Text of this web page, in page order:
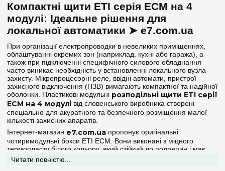
Біла(1)
Прозора (1)
Серія
ECH(+2)
ECM
ECT(+3)
EDS(+8)
Колір корпусу
Компактні щити ETI серія ECM на 4
модулі: Ідеальне рішення для
локальної автоматики ➤ e7.com.ua
При організації електропроводки в невеликих приміщеннях,
облаштуванні окремих зон (наприклад, кухні або гаража), а
також при підключенні специфічного силового обладнання
часто виникає необхідність у встановленні локального вузла
захисту. Мікропроцесорні реле, ввідні автомати, пристрої
захисного відключення (ПЗВ) вимагають компактної та надійної
оболонки. Пластикові модульні розподільні щити ETI серії
ECM на 4 модулі від словенського виробника створені
спеціально для акуратного та безпечного розміщення малої
кількості захисних апаратів.
Інтернет-магазин e7.com.ua пропонує оригінальні
чотиримодульні бокси ETI ECM. Вони виконані з міцного
термопласту білого кольору, який стійкий до подряпин і має
відмінні діелектричні властивості, не підтримуючи горіння.
Читати повністю...